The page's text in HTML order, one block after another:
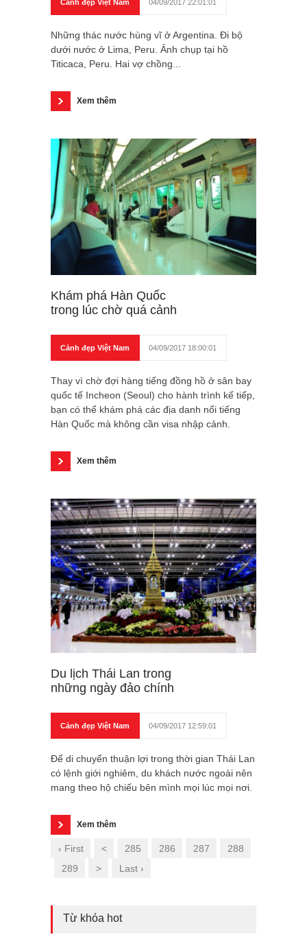
Cảnh đẹp Việt Nam 04/09/2017 22:01:01
Những thác nước hùng vĩ ở Argentina. Đi bộ
dưới nước ở Lima, Peru. Ảnh chụp tại hồ
Titicaca, Peru. Hai vợ chồng...
Xem thêm
Khám phá Hàn Quốc
trong lúc chờ quá cảnh
Cảnh đẹp Việt Nam 04/09/2017 18:00:01
Thay vì chờ đợi hàng tiếng đồng hồ ở sân bay
quốc tế Incheon (Seoul) cho hành trình kế tiếp,
bạn có thể khám phá các địa danh nổi tiếng
Hàn Quốc mà không cần visa nhập cảnh.
Xem thêm
Du lịch Thái Lan trong
những ngày đảo chính
Cảnh đẹp Việt Nam 04/09/2017 12:59:01
Để di chuyển thuận lợi trong thời gian Thái Lan
có lệnh giới nghiêm, du khách nước ngoài nên
mang theo hộ chiếu bên mình mọi lúc mọi nơi.
Xem thêm
‹ First < 285 286 287
288
289
> Last ›
Từ khóa hot